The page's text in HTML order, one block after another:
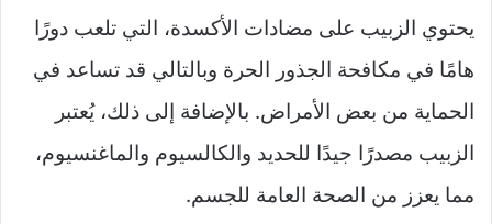
يحتوي الزبيب على مضادات الأكسدة، التي تلعب دورًا
هامًا في مكافحة الجذور الحرة وبالتالي قد تساعد في
الحماية من بعض الأمراض. بالإضافة إلى ذلك، يُعتبر
الزبيب مصدرًا جيدًا للحديد والكالسيوم والماغنسيوم،
مما يعزز من الصحة العامة للجسم.